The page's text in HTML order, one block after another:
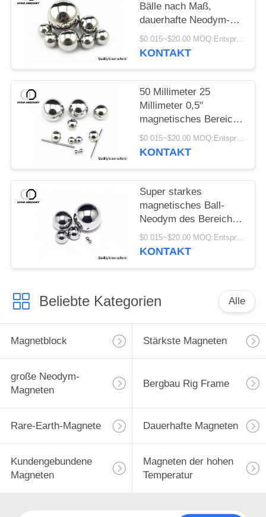
Bälle nach Maß,
dauerhafte Neodym-
Magnet-Bälle
$0.015~$20.00 MOQ:Entsprechend Bereichdurchmesser beenden Sie überzogenes und das Verpacken
KONTAKT
50 Millimeter 25
Millimeter 0,5"
magnetisches Bereich-
Ball-Neodym für
Hardware-Maschinerie
$0.015~$20.00 MOQ:Entsprechend Bereichdurchmesser beenden Sie überzogenes und das Verpacken
KONTAKT
Super starkes
magnetisches Ball-
Neodym des Bereich-
N38 Multifunktions für
das Verpacken
$0.015~$20.00 MOQ:Entsprechend Bereichdurchmesser, Oberflächenüberzogenem und Paket
KONTAKT
Beliebte Kategorien Alle
Magnetblock Stärkste Magneten
große Neodym-
Magneten
Bergbau Rig Frame
Rare-Earth-Magnete Dauerhafte Magneten
Kundengebundene
Magneten
Magneten der hohen
Temperatur